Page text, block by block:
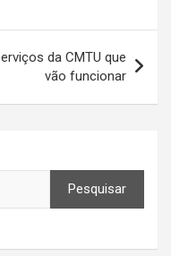
da CMTU que
vão funcionar
Pesquisar